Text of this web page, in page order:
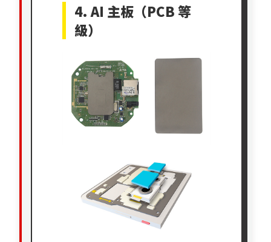
4. AI 主板（PCB 等
級）